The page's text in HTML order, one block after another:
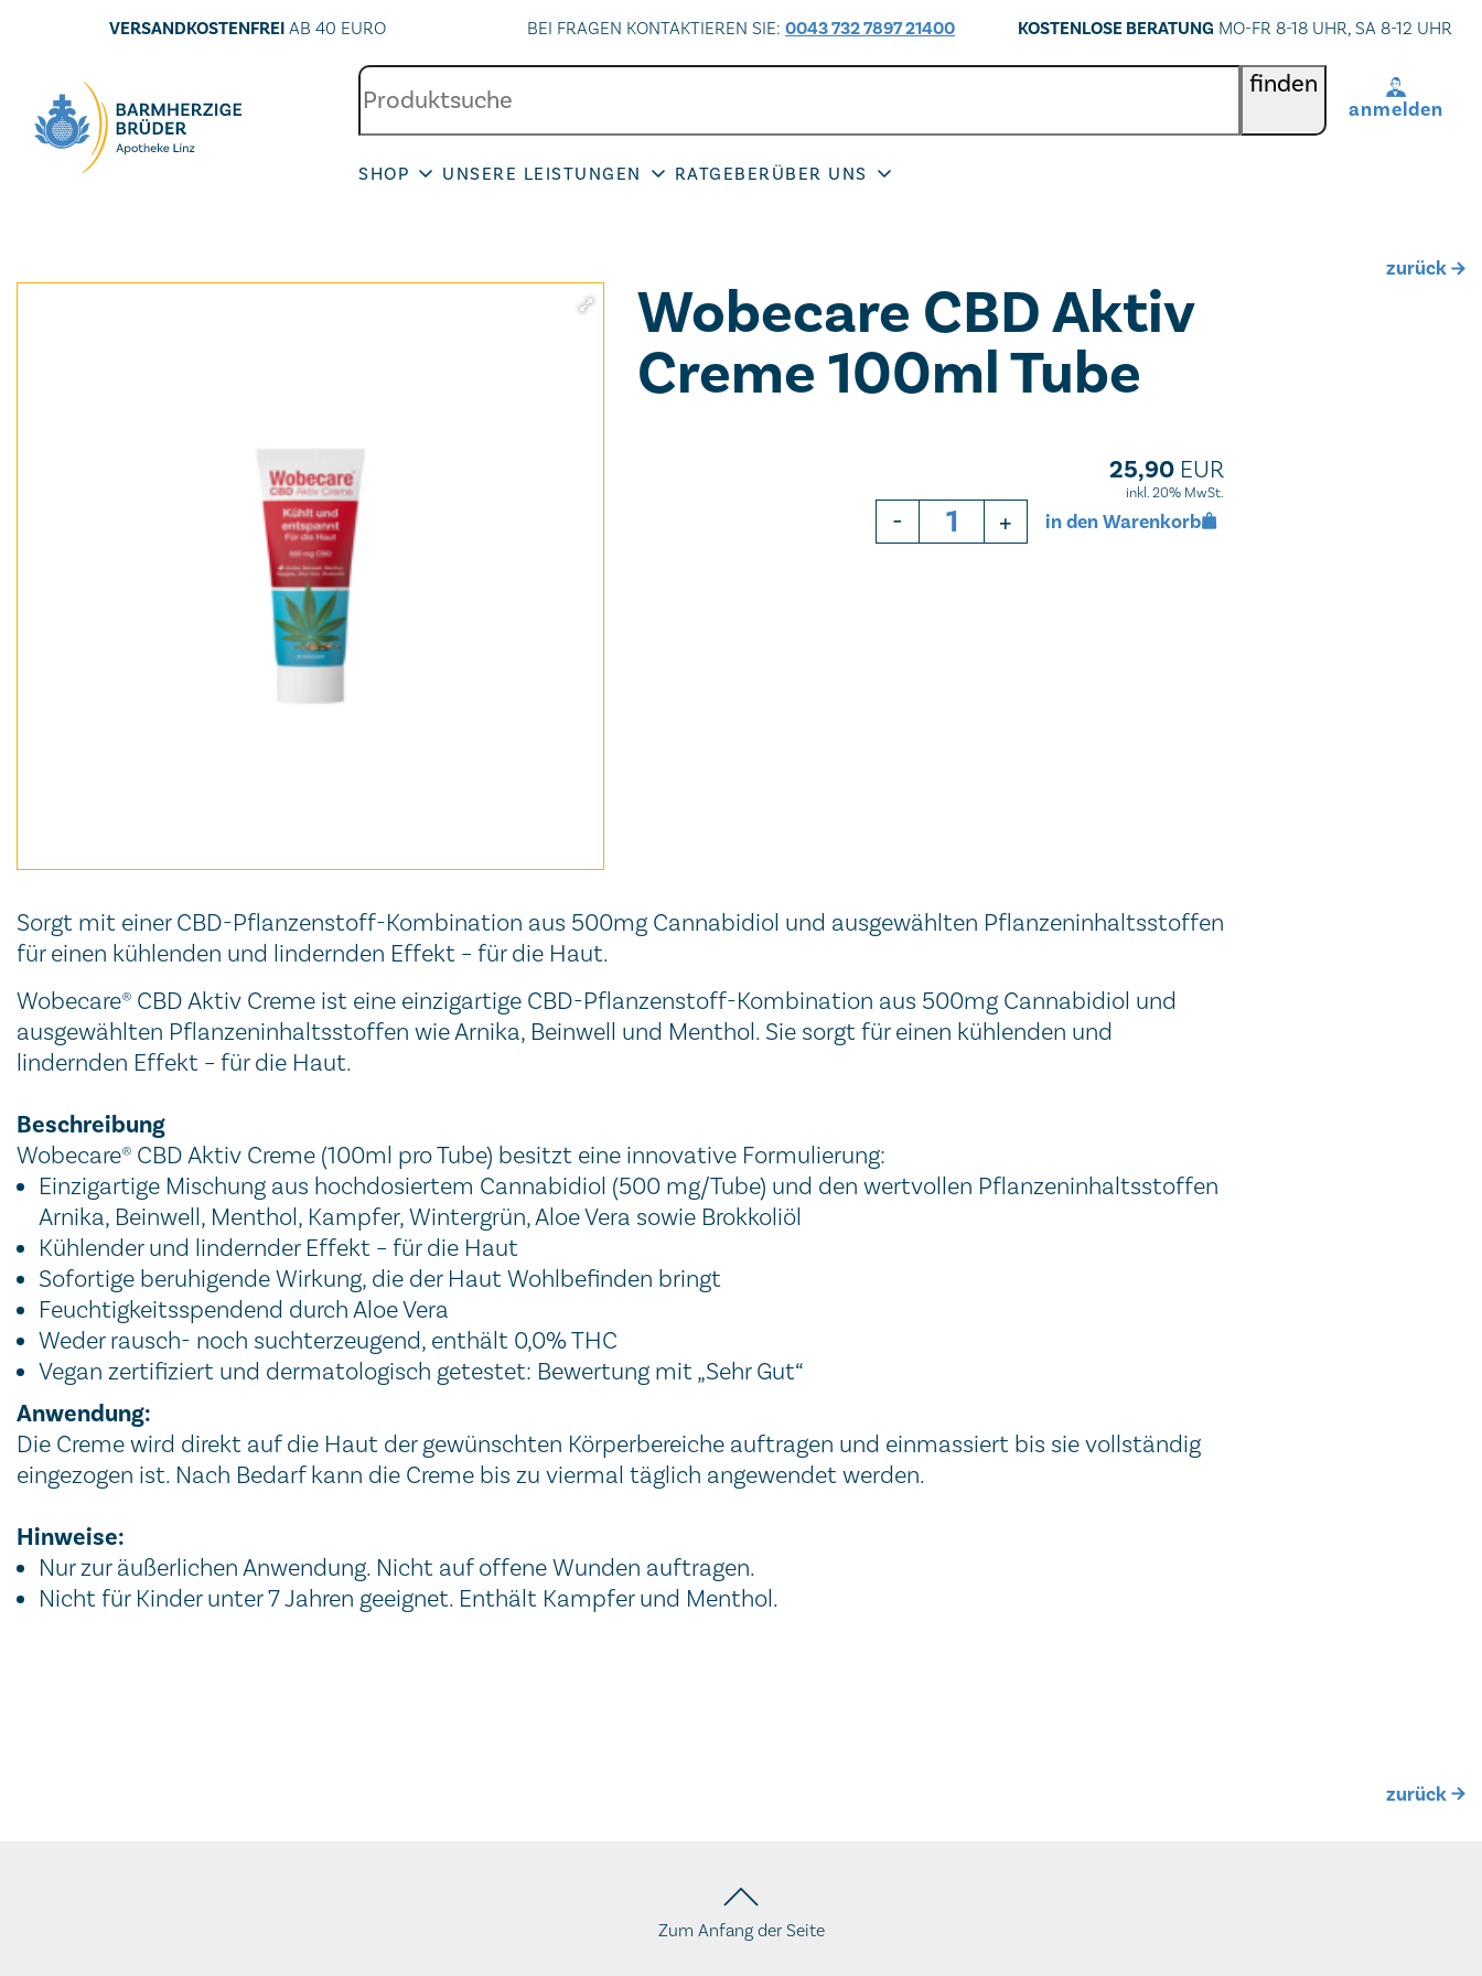
VERSANDKOSTENFREIAB 40 EURO BEI FRAGEN KONTAKTIEREN SIE: 0043 732 7897 21400 KOSTENLOSE BERATUNG MO-FR 8-18 UHR, SA 8-12 UHR
finden
anmelden
Passwort vergessen
SHOP UNSERE LEISTUNGEN RATGEBERÜBER UNS
zurück
Wobecare CBD Aktiv
Creme 100ml Tube
25,90 EUR
inkl. 20% MwSt.
- + in den Warenkorb
Sorgt mit einer CBD-Pflanzenstoff-Kombination aus 500mg Cannabidiol und ausgewählten Pflanzeninhaltsstoffen
für einen kühlenden und lindernden Effekt – für die Haut.
Wobecare® CBD Aktiv Creme ist eine einzigartige CBD-Pflanzenstoff-Kombination aus 500mg Cannabidiol und
ausgewählten Pflanzeninhaltsstoffen wie Arnika, Beinwell und Menthol. Sie sorgt für einen kühlenden und
lindernden Effekt – für die Haut.
Beschreibung
Wobecare® CBD Aktiv Creme (100ml pro Tube) besitzt eine innovative Formulierung:
Einzigartige Mischung aus hochdosiertem Cannabidiol (500 mg/Tube) und den wertvollen Pflanzeninhaltsstoffen
Arnika, Beinwell, Menthol, Kampfer, Wintergrün, Aloe Vera sowie Brokkoliöl
Kühlender und lindernder Effekt – für die Haut
Sofortige beruhigende Wirkung, die der Haut Wohlbefinden bringt
Feuchtigkeitsspendend durch Aloe Vera
Weder rausch- noch suchterzeugend, enthält 0,0% THC
Vegan zertifiziert und dermatologisch getestet: Bewertung mit „Sehr Gut“
Anwendung:
Die Creme wird direkt auf die Haut der gewünschten Körperbereiche auftragen und einmassiert bis sie vollständig
eingezogen ist. Nach Bedarf kann die Creme bis zu viermal täglich angewendet werden.
Hinweise:
Nur zur äußerlichen Anwendung. Nicht auf offene Wunden auftragen.
Nicht für Kinder unter 7 Jahren geeignet. Enthält Kampfer und Menthol.
zurück
Zum Anfang der Seite